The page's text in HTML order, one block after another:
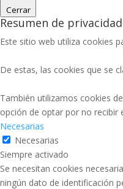
Cerrar
Resumen de privacidad
Este sitio web utiliza cookies
De estas, las cookies que se
También utilizamos cookies
opción de optar por no recibir
Necesarias
Necesarias
Siempre activado
Se necesitan cookies
ningún dato de identificación